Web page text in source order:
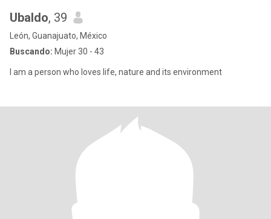
Ubaldo, 39
León, Guanajuato, México
Buscando: Mujer 30 - 43
I am a person who loves life, nature and its environment